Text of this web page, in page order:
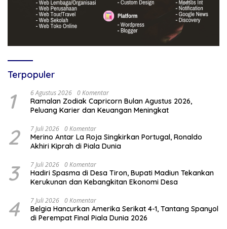
Terpopuler
1 6 Agustus 2026 0 Komentar
Ramalan Zodiak Capricorn Bulan Agustus 2026,
Peluang Karier dan Keuangan Meningkat
2 7 Juli 2026 0 Komentar
Merino Antar La Roja Singkirkan Portugal, Ronaldo
Akhiri Kiprah di Piala Dunia
3 7 Juli 2026 0 Komentar
Hadiri Spasma di Desa Tiron, Bupati Madiun Tekankan
Kerukunan dan Kebangkitan Ekonomi Desa
4 7 Juli 2026 0 Komentar
Belgia Hancurkan Amerika Serikat 4-1, Tantang Spanyol
di Perempat Final Piala Dunia 2026